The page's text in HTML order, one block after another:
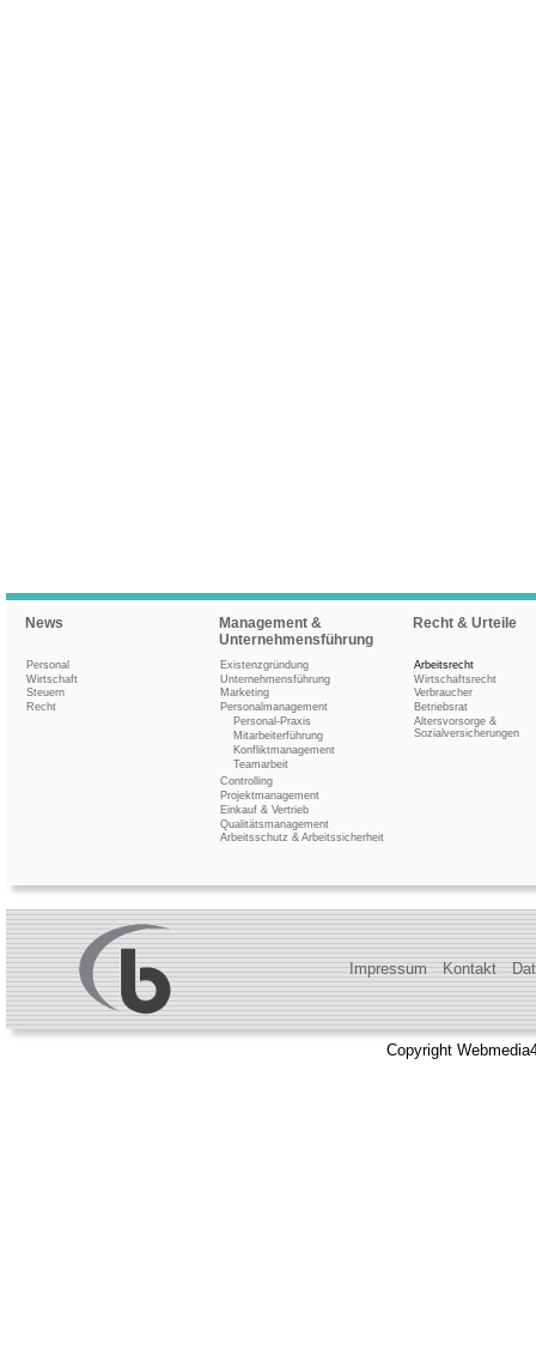
News
Personal
Wirtschaft
Steuern
Recht
Management &
Unternehmensführung
Existenzgründung
Unternehmensführung
Marketing
Personalmanagement
Personal-Praxis
Mitarbeiterführung
Konfliktmanagement
Teamarbeit
Controlling
Projektmanagement
Einkauf & Vertrieb
Qualitätsmanagement
Arbeitsschutz & Arbeitssicherheit
Recht & Urteile
Arbeitsrecht
Wirtschaftsrecht
Verbraucher
Betriebsrat
Altersvorsorge &
Sozialversicherungen
Impressum Kontakt
Copyright